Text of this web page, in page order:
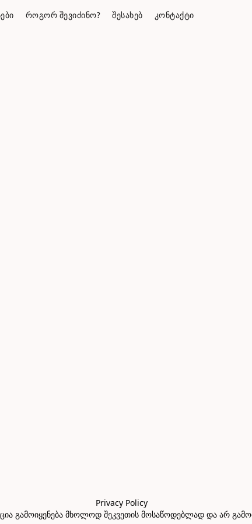
ᲠᲝᲒᲝᲠ ᲨᲔᲕᲘᲫᲘᲜᲝ? ᲨᲔᲡᲐᲮᲔᲑ ᲙᲝᲜᲢᲐᲥᲢᲘ
Privacy Policy
გამოიყენება მხოლოდ შეკვეთის მოსაწოდებლად და არ